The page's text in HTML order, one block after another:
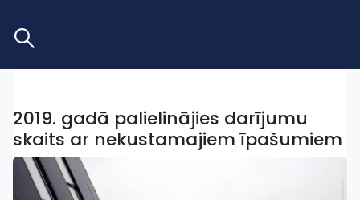
2019. gadā palielinājies darījumu
skaits ar nekustamajiem īpašumiem